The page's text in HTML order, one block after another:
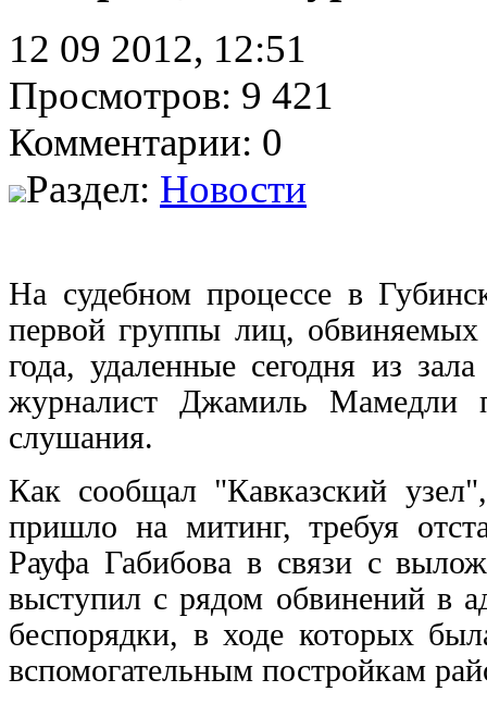
12 09 2012, 12:51
Просмотров: 9 421
Комментарии: 0
Раздел: Новости
На судебном процессе в
первой группы лиц,
года, удаленные сегодня из
журналист Джамиль Мамедли
слушания.
Как сообщал "Кавказский
пришло на митинг, требуя
Рауфа Габибова в связи с
выступил с рядом обвинений в
беспорядки, в ходе которых
вспомогательным постройкам